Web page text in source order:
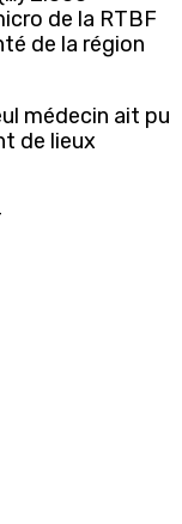
de la RTBF
de la région
médecin ait pu
de lieux